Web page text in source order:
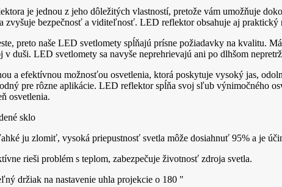
je jednou z jeho dôležitých vlastností, pretože vám umožňuje
zvyšuje bezpečnosť a viditeľnosť. LED reflektor obsahuje aj
preto naše LED svetlomety spĺňajú prísne požiadavky na kvalitu.
duši. LED svetlomety sa navyše neprehrievajú ani po dlhšom
a efektívnou možnosťou osvetlenia, ktorá poskytuje vysoký jas,
pre rôzne aplikácie. LED reflektor spĺňa svoj sľub výnimočného
osvetlenia.
sklo
ju zlomiť, vysoká priepustnosť svetla môže dosiahnuť 95% a je
rieši problém s teplom, zabezpečuje životnosť zdroja svetla.
držiak na nastavenie uhla projekcie o 180 "